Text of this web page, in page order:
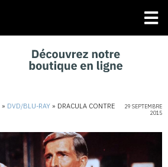
» DVD/BLU-RAY » DRACULA CONTRE
29 SEPTEMBRE
2015